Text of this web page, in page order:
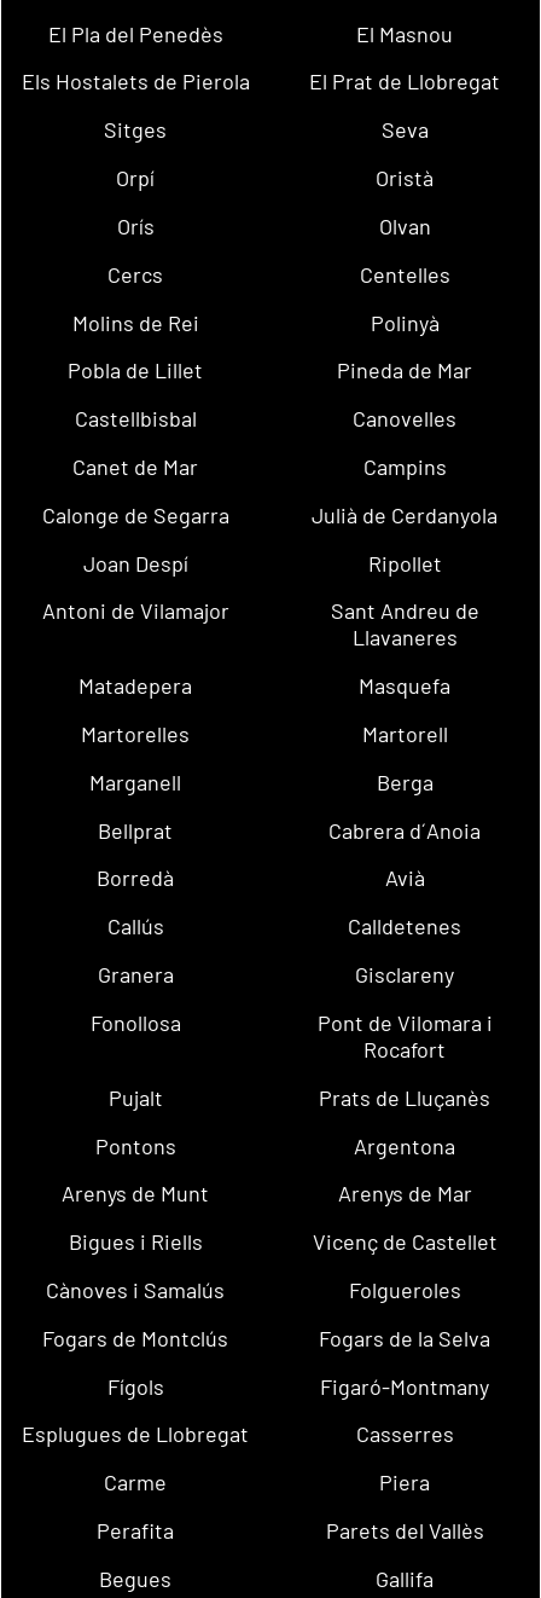
El Pla del Penedès
El Masnou
Els Hostalets de Pierola
El Prat de Llobregat
Sitges
Seva
Orpí
Oristà
Orís
Olvan
Cercs
Centelles
Molins de Rei
Polinyà
Pobla de Lillet
Pineda de Mar
Castellbisbal
Canovelles
Canet de Mar
Campins
Calonge de Segarra
Julià de Cerdanyola
Joan Despí
Ripollet
Antoni de Vilamajor
Sant Andreu de
Llavaneres
Matadepera
Masquefa
Martorelles
Martorell
Marganell
Berga
Bellprat
Cabrera d´Anoia
Borredà
Avià
Callús
Calldetenes
Granera
Gisclareny
Fonollosa
Pont de Vilomara i
Rocafort
Pujalt
Prats de Lluçanès
Pontons
Argentona
Arenys de Munt
Arenys de Mar
Bigues i Riells
Vicenç de Castellet
Cànoves i Samalús
Folgueroles
Fogars de Montclús
Fogars de la Selva
Fígols
Figaró-Montmany
Esplugues de Llobregat
Casserres
Carme
Piera
Perafita
Parets del Vallès
Begues
Gallifa